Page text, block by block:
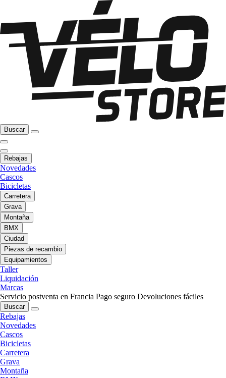
Buscar
Rebajas
Novedades
Cascos
Bicicletas
Carretera
Grava
Montaña
BMX
Ciudad
Piezas de recambio
Equipamientos
Taller
Liquidación
Marcas
Servicio postventa en Francia Pago seguro Devoluciones fáciles
Buscar
Rebajas
Novedades
Cascos
Bicicletas
Carretera
Grava
Montaña